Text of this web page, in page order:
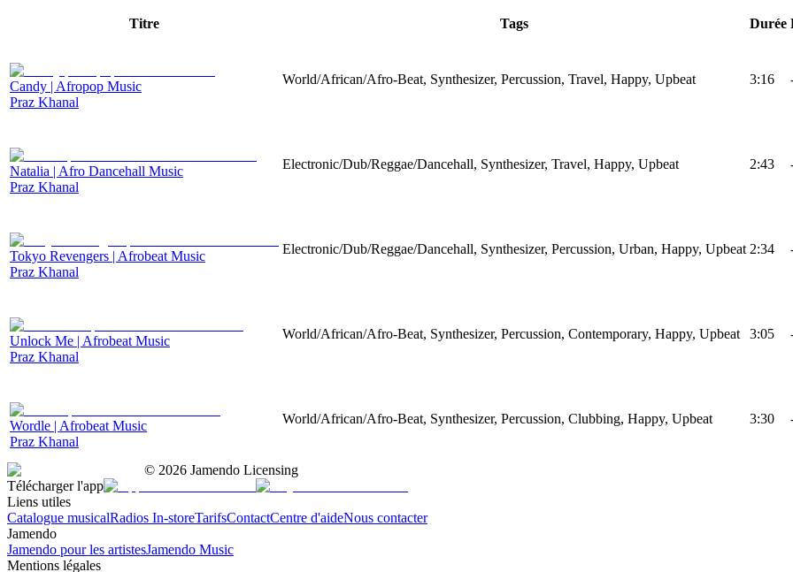
Titre Tags Durée
Candy | Afropop Music
Praz Khanal
World/African/Afro-Beat, Synthesizer, Percussion, Travel, Happy, Upbeat 3:16
Natalia | Afro Dancehall Music
Praz Khanal
Electronic/Dub/Reggae/Dancehall, Synthesizer, Travel, Happy, Upbeat 2:43
Tokyo Revengers | Afrobeat Music
Praz Khanal
Electronic/Dub/Reggae/Dancehall, Synthesizer, Percussion, Urban, Happy, Upbeat 2:34
Unlock Me | Afrobeat Music
Praz Khanal
World/African/Afro-Beat, Synthesizer, Percussion, Contemporary, Happy, Upbeat 3:05
Wordle | Afrobeat Music
Praz Khanal
World/African/Afro-Beat, Synthesizer, Percussion, Clubbing, Happy, Upbeat 3:30
© 2026 Jamendo Licensing
Télécharger l'app
Liens utiles
Catalogue musicalRadios In-storeTarifsContactCentre d'aideNous contacter
Jamendo
Jamendo pour les artistesJamendo Music
Mentions légales